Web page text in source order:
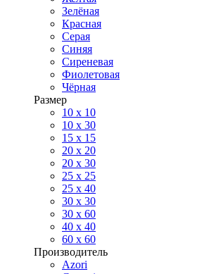
Зелёная
Красная
Серая
Синяя
Сиреневая
Фиолетовая
Чёрная
Размер
10 х 10
10 x 30
15 x 15
20 х 20
20 x 30
25 x 25
25 x 40
30 x 30
30 х 60
40 х 40
60 х 60
Производитель
Azori